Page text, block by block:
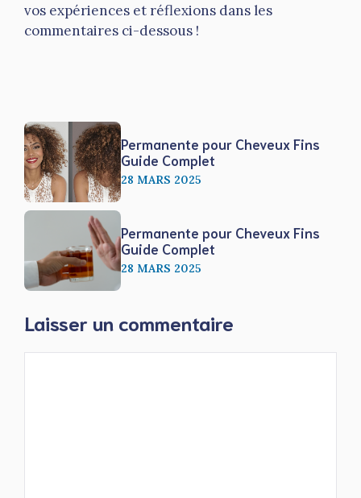
vos expériences et réflexions dans les
commentaires ci-dessous !
Permanente pour Cheveux Fins
Guide Complet
28 MARS 2025
Permanente pour Cheveux Fins
Guide Complet
28 MARS 2025
Laisser un commentaire